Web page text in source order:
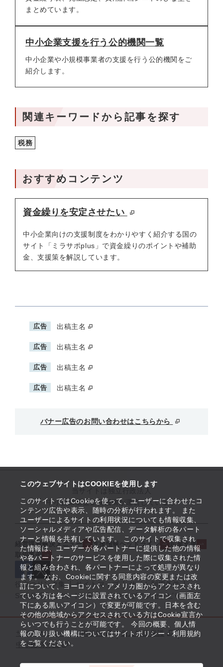
このウェブサイトはCOOKIEを使用します
このサイトではCookieを使って、ユーザーに合わせたコ
ンテンツ広告や表示、随時の分析が行われます。 また
ユーザーによるサイトの利用状況についても情報収集、
ソーシャルメディアや広告配信、データ解析の各パート
ナーと情報を共有しています。 このサイトで収集され
た情報は、ユーザーが各パートナーに提供した他の情報
や各パートナーのサービスを使用した際に収集された情
報と組み合わされ、各パートナーによって処理が異なり
ます。 なお、Cookieに関する同意内容の変更または改
訂について、ヨーロッパ・アメリカ圏からアクセスされ
ている方は各ページに設置されているアイコン（画面左
下にある黒いアイコン）で変更が可能です。日本を含む
その他の地域からアクセスされている方はCookie宣言か
らいつでも行うことが可能です。 今回の概要、個人情
報の取り扱い機構についてはサイトポリシー・利用規約
をご覧ください。
まとめています。
中小企業支援を行う公的機関一覧
中小企業や小規模事業者の支援を行う公的機関をご
紹介します。
関連キーワードから記事を探す
税務
おすすめコンテンツ
資金繰りを安定させたい
中小企業向けの支援制度をわかりやすく紹介する国の
サイト「ミラサポplus」で資金繰りのポイントや補助
金、支援策を解説しています。
広告 出稿主名
広告 出稿主名
広告 出稿主名
広告 出稿主名
バナー広告のお問い合わせはこちらから
中小企業基盤整備機構が運営しています
経営課題解決メニュー 支援情報ヘッドライン
起業支援
取組事例
役立つリンク集 サイトマップ
サイト利用条件
SNS公式アカウント一覧
ウェブアクセシビリティ
サイトポリシー・利用規約
個人情報保護
中小機構とは